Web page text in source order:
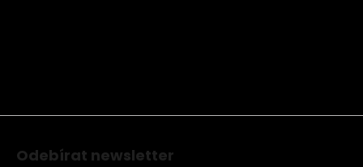
Odebírat newsletter